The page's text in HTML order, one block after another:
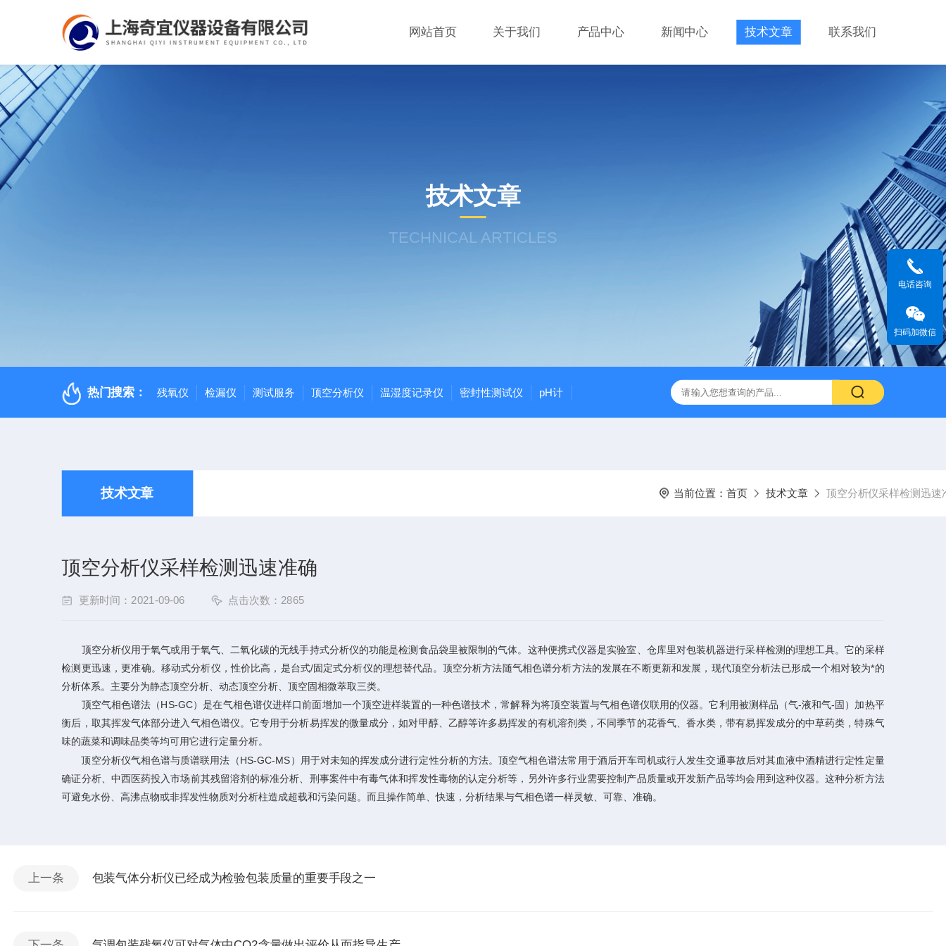
网站首页 关于我们 产品中心 新闻中心 技术文章 联系我们
技术文章
TECHNICAL ARTICLES
热门搜索： 残氧仪 检漏仪 测试服务 顶空分析仪 温湿度记录仪 密封性测试仪 pH计
技术文章 当前位置： 首页 技术文章 顶空分析仪采样检测迅速
顶空分析仪采样检测迅速准确
更新时间：2021-09-06 点击次数：2865
顶空分析仪用于氧气或用于氧气、二氧化碳的无线手持式分析仪的功能是检测食品袋里被限制的气体。这种便携式仪器是实验室、仓库里对包装机器进行采样检测的理想工具。它的采样
检测更迅速，更准确。移动式分析仪，性价比高，是台式/固定式分析仪的理想替代品。顶空分析方法随气相色谱分析方法的发展在不断更新和发展，现代顶空分析法已形成一个相对较为*的
分析体系。主要分为静态顶空分析、动态顶空分析、顶空固相微萃取三类。
顶空气相色谱法（HS-GC）是在气相色谱仪进样口前面增加一个顶空进样装置的一种色谱技术，常解释为将顶空装置与气相色谱仪联用的仪器。它利用被测样品（气-液和气-固）加热平
衡后，取其挥发气体部分进入气相色谱仪。它专用于分析易挥发的微量成分，如对甲醇、乙醇等许多易挥发的有机溶剂类，不同季节的花香气、香水类，带有易挥发成分的中草药类，特殊气
味的蔬菜和调味品类等均可用它进行定量分析。
顶空分析仪气相色谱与质谱联用法（HS-GC-MS）用于对未知的挥发成分进行定性分析的方法。顶空气相色谱法常用于酒后开车司机或行人发生交通事故后对其血液中酒精进行定性定量
确证分析、中西医药投入市场前其残留溶剂的标准分析、刑事案件中有毒气体和挥发性毒物的认定分析等，另外许多行业需要控制产品质量或开发新产品等均会用到这种仪器。这种分析方法
可避免水份、高沸点物或非挥发性物质对分析柱造成超载和污染问题。而且操作简单、快速，分析结果与气相色谱一样灵敏、可靠、准确。
上一条 包装气体分析仪已经成为检验包装质量的重要手段之一
电话咨询
扫码加微信